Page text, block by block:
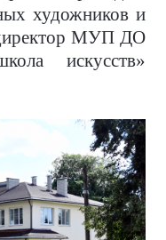
художников и
МУП ДО
искусств»